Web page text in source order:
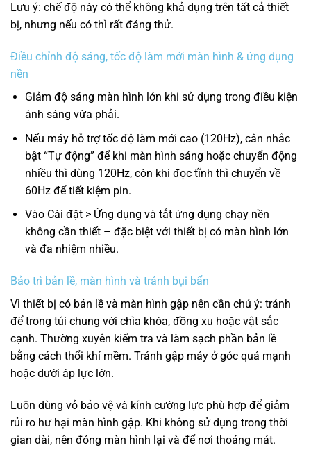
Lưu ý: chế độ này có thể không khả dụng trên tất cả thiết
bị, nhưng nếu có thì rất đáng thử.
Điều chỉnh độ sáng, tốc độ làm mới màn hình & ứng dụng
nền
Giảm độ sáng màn hình lớn khi sử dụng trong điều kiện
ánh sáng vừa phải.
Nếu máy hỗ trợ tốc độ làm mới cao (120Hz), cân nhắc
bật “Tự động” để khi màn hình sáng hoặc chuyển động
nhiều thì dùng 120Hz, còn khi đọc tĩnh thì chuyển về
60Hz để tiết kiệm pin.
Vào Cài đặt > Ứng dụng và tắt ứng dụng chạy nền
không cần thiết – đặc biệt với thiết bị có màn hình lớn
và đa nhiệm nhiều.
Bảo trì bản lề, màn hình và tránh bụi bẩn
Vì thiết bị có bản lề và màn hình gập nên cần chú ý: tránh
để trong túi chung với chìa khóa, đồng xu hoặc vật sắc
cạnh. Thường xuyên kiểm tra và làm sạch phần bản lề
bằng cách thổi khí mềm. Tránh gập máy ở góc quá mạnh
hoặc dưới áp lực lớn.
Luôn dùng vỏ bảo vệ và kính cường lực phù hợp để giảm
rủi ro hư hại màn hình gập. Khi không sử dụng trong thời
gian dài, nên đóng màn hình lại và để nơi thoáng mát.